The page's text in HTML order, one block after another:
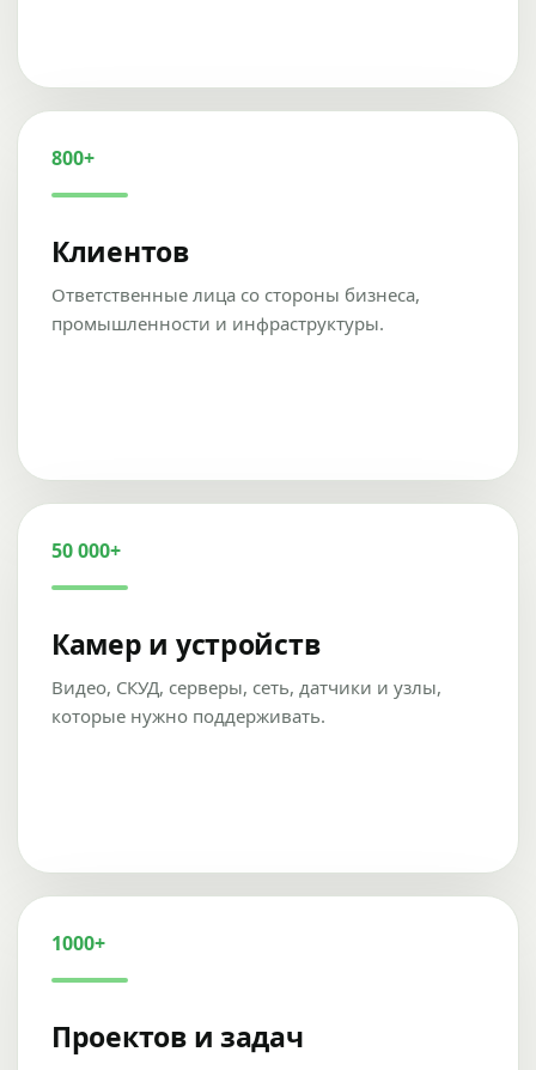
800+
Клиентов
Ответственные лица со стороны бизнеса,
промышленности и инфраструктуры.
50 000+
Камер и устройств
Видео, СКУД, серверы, сеть, датчики и узлы,
которые нужно поддерживать.
1000+
Проектов и задач